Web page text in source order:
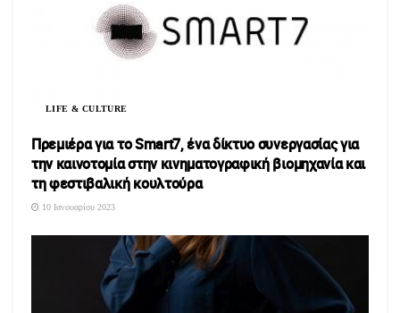
LIFE & CULTURE
Πρεμιέρα για το Smart7, ένα δίκτυο συνεργασίας για
την καινοτομία στην κινηματογραφική βιομηχανία και
τη φεστιβαλική κουλτούρα
10 Ιανουαρίου 2023